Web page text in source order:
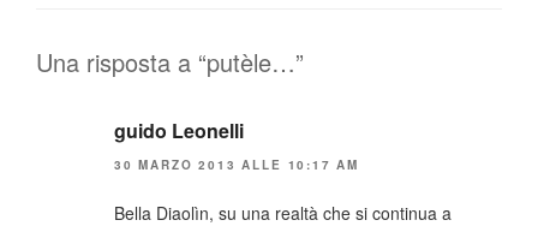
Una risposta a “putèle…”
guido Leonelli
30 MARZO 2013 ALLE 10:17 AM
Bella Diaolìn, su una realtà che si continua a